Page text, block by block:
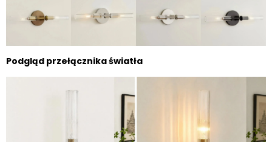
Podgląd przełącznika światła